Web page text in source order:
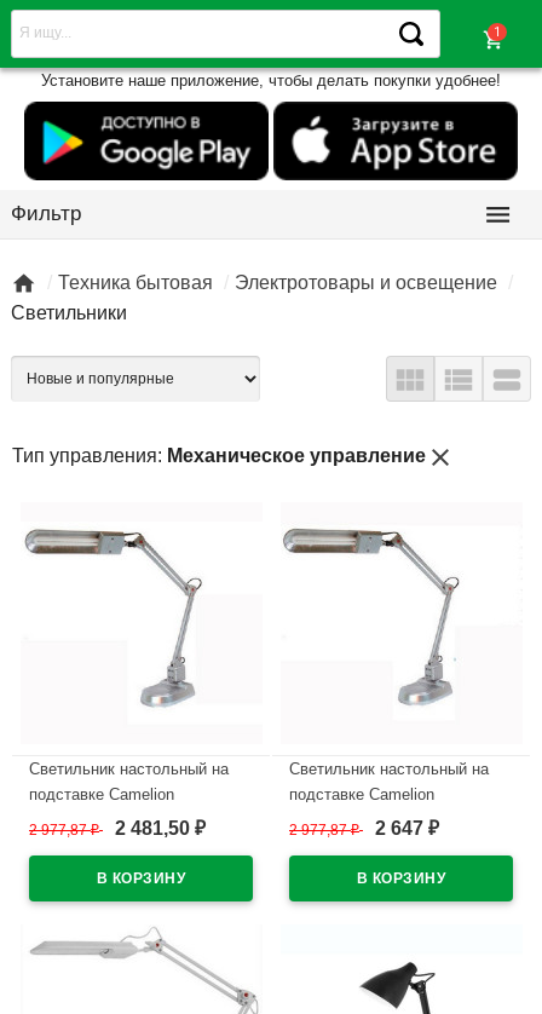
shopping_cart
Установите наше приложение, чтобы делать покупки удобнее!
Фильтр 
 Техника бытовая
Электротовары и освещение
Светильники
  
Тип управления: Механическое управление close
Светильник настольный на
подставке Camelion
(220V/11W/КЛЛ) черный
2 977,87₽ 2 481,50 ₽
Светильник настольный на
подставке Camelion
(220V/11W/КЛЛ) белый
2 977,87₽ 2 647 ₽